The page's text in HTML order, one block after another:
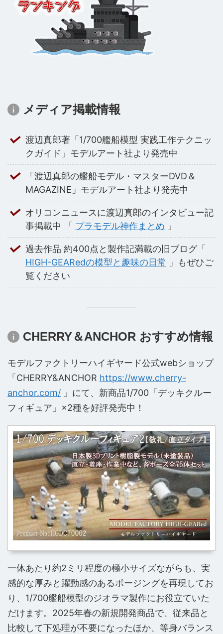
メディア掲載情報
渡辺真郎著「1/700艦船模型 実践工作テクニッ
クガイド」モデルアート社より発売中
「渡辺真郎の艦船モデル・マスターDVD＆
MAGAZINE」モデルアート社より発売中
オリコンニュースに渡辺真郎のインタビュー記
事掲載中 「 プラモデル神作まとめ 」
過去作品 約400点と製作記満載の旧ブログ「
HIGH-GEARedの模型と趣味の日常 」もぜひご
覧ください
CHERRY＆ANCHOR おすすめ情報
モデルファクトリーハイギヤード公式webショップ
「CHERRY&ANCHOR https://www.cherry-
anchor.com/ 」にて、新商品1/700「デッキクルー
フィギュア」×2種を好評発売中！
一体あたり約2ミリ程度の極小サイズながらも、実
感的な厚みと躍動感のあるポージングを再現してお
り、1/700艦船模型のジオラマ製作にお役立ていた
だけます。2025年春の新規開発商品で、従来品と
比較して下処理が不要になったほか、等身バランス